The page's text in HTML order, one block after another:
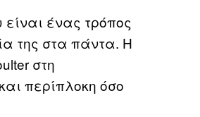
είναι ένας τρόπος
της στα πάντα. Η
στη
περίπλοκη όσο